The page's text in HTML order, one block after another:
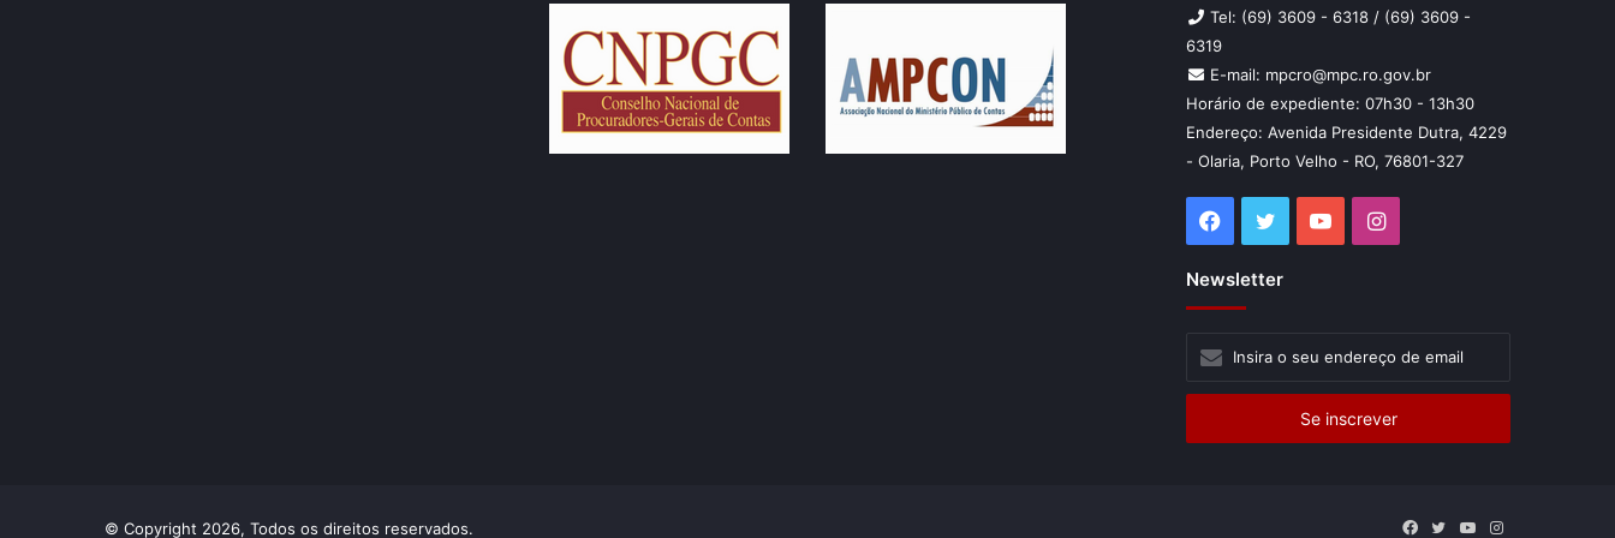
Tel: (69) 3609 - 6318 / (69) 3609 -
6319
E-mail: mpcro@mpc.ro.gov.br
Horário de expediente: 07h30 - 13h30
Endereço: Avenida Presidente Dutra, 4229
- Olaria, Porto Velho - RO, 76801-327
Facebook
TwitterYouTubeInstagram
Newsletter
seu
de
© Copyright 2026, Todos os direitos reservados. Facebook
TwitterYouTubeInstagram